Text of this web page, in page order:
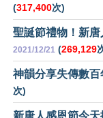
(317,400次)
聖誕節禮物！新
2021/12/21 (269,129
神韻分享失傳數
次)
新唐人感恩節今